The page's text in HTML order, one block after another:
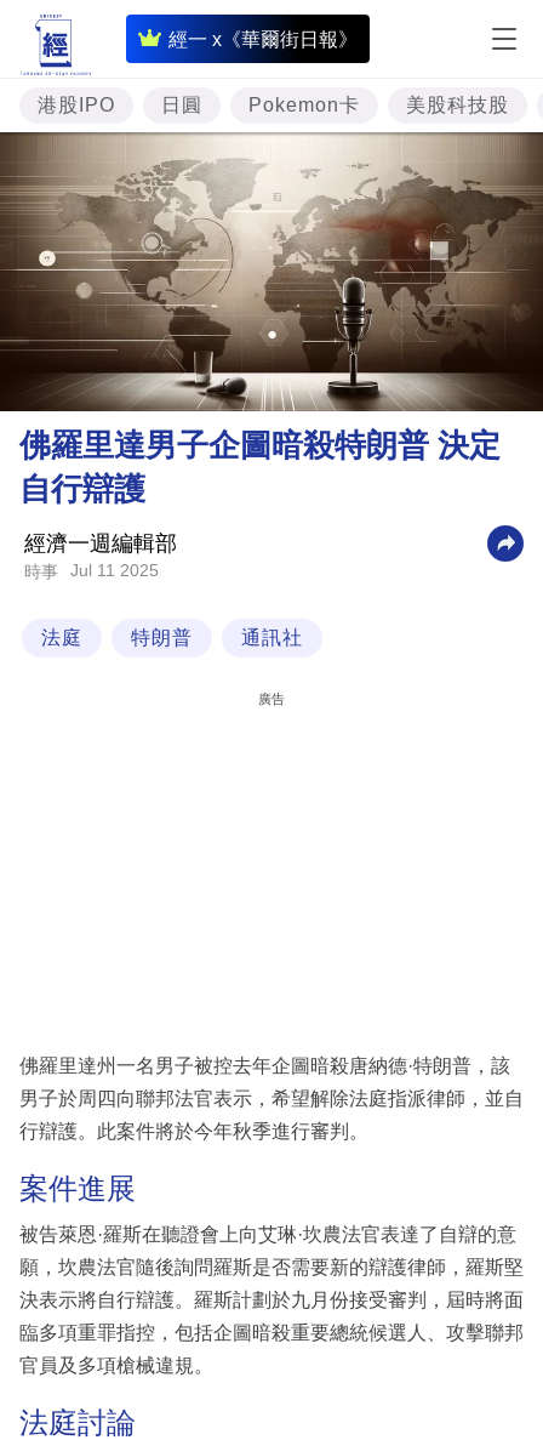
經一 x《華爾街日報》
即
時
財
經
專
題
投
資
樓
市
理
財
業
科
區
港股IPO 日圓 Pokemon卡 美股科技股
佛羅里達男子企圖暗殺特朗普 決定
自行辯護
經濟一週編輯部
時事 Jul 11 2025
法庭 特朗普 通訊社
廣告
佛羅里達州一名男子被控去年企圖暗殺唐納德·特朗普，該
男子於周四向聯邦法官表示，希望解除法庭指派律師，並自
行辯護。此案件將於今年秋季進行審判。
案件進展
被告萊恩·羅斯在聽證會上向艾琳·坎農法官表達了自辯的意
願，坎農法官隨後詢問羅斯是否需要新的辯護律師，羅斯堅
決表示將自行辯護。羅斯計劃於九月份接受審判，屆時將面
臨多項重罪指控，包括企圖暗殺重要總統候選人、攻擊聯邦
官員及多項槍械違規。
法庭討論